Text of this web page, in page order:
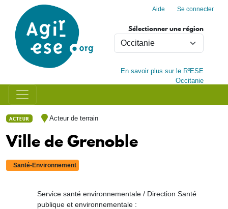
Aller au contenu principal
Aide Se connecter
Sélectionner une région
En savoir plus sur le R²ESE
Occitanie
ACTEUR Acteur de terrain
Ville de Grenoble
Santé-Environnement
Service santé environnementale / Direction Santé
publique et environnementale :